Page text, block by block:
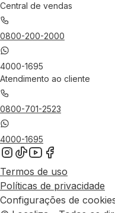
Central de vendas
0800-200-2000
4000-1695
Atendimento ao cliente
0800-701-2523
4000-1695
Termos de uso
Políticas de privacidade
Configurações de